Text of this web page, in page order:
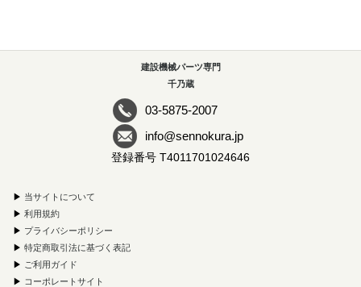
建設機械パーツ専門
千乃蔵
03-5875-2007
info@sennokura.jp
登録番号 T4011701024646
▶ 当サイトについて
▶ 利用規約
▶ プライバシーポリシー
▶ 特定商取引法に基づく表記
▶ ご利用ガイド
▶ コーポレートサイト